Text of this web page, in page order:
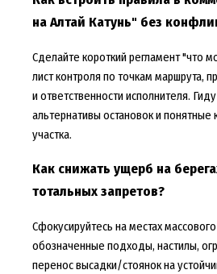
на Алтай Катунь" без
Сделайте короткий регламент "что
лист контроля по точкам маршрута,
и ответственности исполнителя.
альтернативы остановок и понятные
участка.
Как снижать ущерб на
тотальных запретов?
Сфокусируйтесь на местах
обозначенные подходы, настилы,
перенос высадки/стоянок на